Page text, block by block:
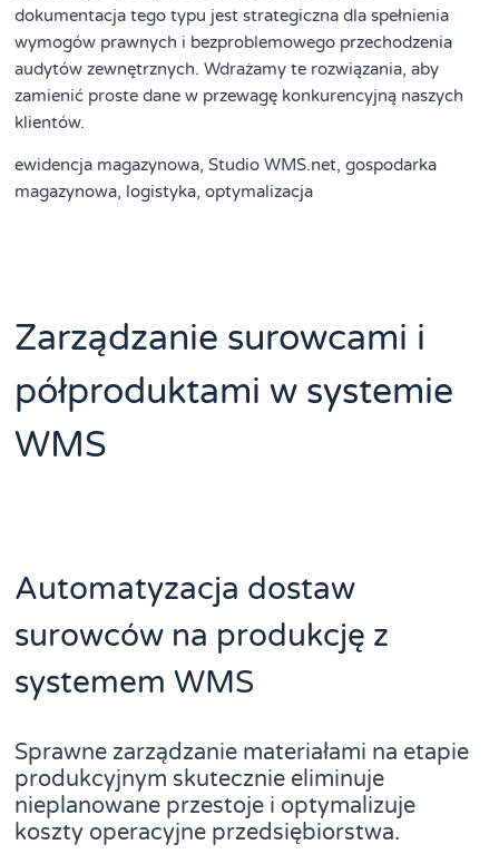
dokumentacja tego typu jest strategiczna dla spełnienia
wymogów prawnych i bezproblemowego przechodzenia
audytów zewnętrznych. Wdrażamy te rozwiązania, aby
zamienić proste dane w przewagę konkurencyjną naszych
klientów.
ewidencja magazynowa, Studio WMS.net, gospodarka
magazynowa, logistyka, optymalizacja
Zarządzanie surowcami i
półproduktami w systemie
WMS
Automatyzacja dostaw
surowców na produkcję z
systemem WMS
Sprawne zarządzanie materiałami na etapie
produkcyjnym skutecznie eliminuje
nieplanowane przestoje i optymalizuje
koszty operacyjne przedsiębiorstwa.